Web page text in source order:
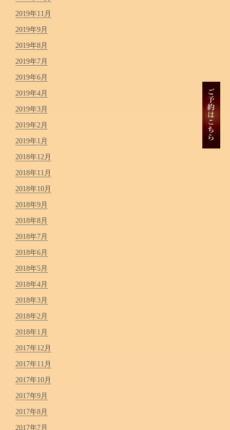
2019年11月
2019年9月
2019年8月
2019年7月
2019年6月
2019年4月
2019年3月
2019年2月
2019年1月
2018年12月
2018年11月
2018年10月
2018年9月
2018年8月
2018年7月
2018年6月
2018年5月
2018年4月
2018年3月
2018年2月
2018年1月
2017年12月
2017年11月
2017年10月
2017年9月
2017年8月
2017年7月